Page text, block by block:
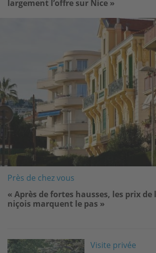
largement l’offre sur Nice »
Près de chez vous
« Après de fortes hausses, les prix de
niçois marquent le pas »
Image Visite privée